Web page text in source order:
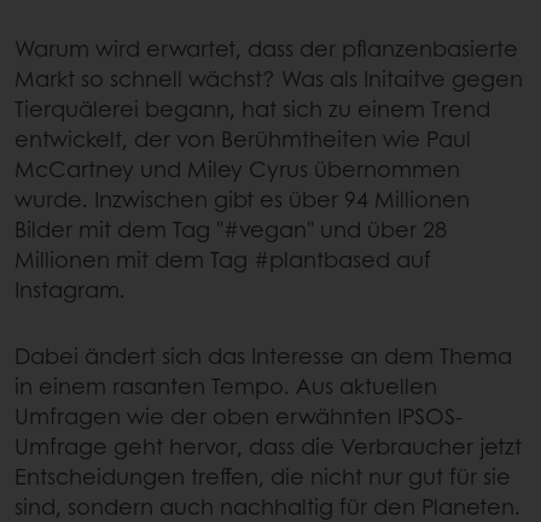
Warum wird erwartet, dass der pflanzenbasierte
Markt so schnell wächst? Was als Initaitve gegen
Tierquälerei begann, hat sich zu einem Trend
entwickelt, der von Berühmtheiten wie Paul
McCartney und Miley Cyrus übernommen
wurde. Inzwischen gibt es über 94 Millionen
Bilder mit dem Tag "#vegan" und über 28
Millionen mit dem Tag #plantbased auf
Instagram.
Dabei ändert sich das Interesse an dem Thema
in einem rasanten Tempo. Aus aktuellen
Umfragen wie der oben erwähnten IPSOS-
Umfrage geht hervor, dass die Verbraucher jetzt
Entscheidungen treffen, die nicht nur gut für sie
sind, sondern auch nachhaltig für den Planeten.